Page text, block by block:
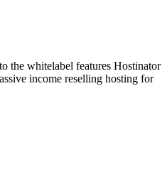
the whitelabel features Hostinator
income reselling hosting for